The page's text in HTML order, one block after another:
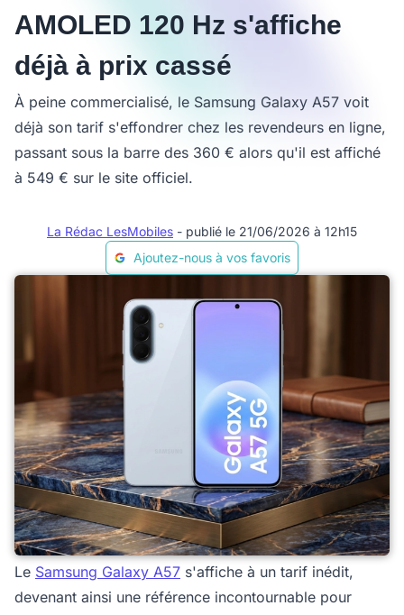
AMOLED 120 Hz s'affiche
déjà à prix cassé
À peine commercialisé, le Samsung Galaxy A57 voit
déjà son tarif s'effondrer chez les revendeurs en ligne,
passant sous la barre des 360 € alors qu'il est affiché
à 549 € sur le site officiel.
La Rédac LesMobiles - publié le 21/06/2026 à 12h15
Ajoutez-nous à vos favoris
Le Samsung Galaxy A57 s'affiche à un tarif inédit,
devenant ainsi une référence incontournable pour